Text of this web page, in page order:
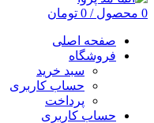
0 محصول /
0 تومان
صفحه اصلی
فروشگاه
سبد خرید
حساب کاربری
پرداخت
حساب کاربری